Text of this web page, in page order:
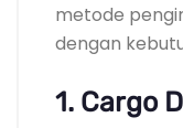
metode
dengan
1. Cargo